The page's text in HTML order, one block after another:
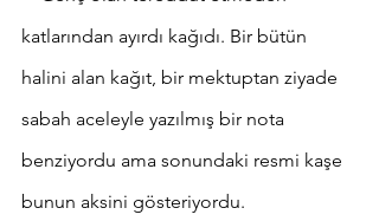
katlarından ayırdı kağıdı. Bir bütün
halini alan kağıt, bir mektuptan ziyade
sabah aceleyle yazılmış bir nota
benziyordu ama sonundaki resmi kaşe
bunun aksini gösteriyordu.